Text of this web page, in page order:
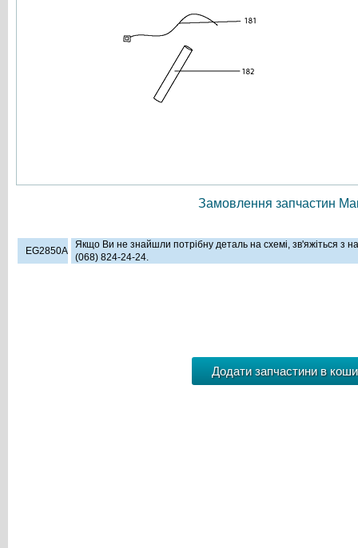
Замовлення запчастин
EG2850A
Якщо Ви не знайшли потрібну деталь на схемі, зв'яжіться з
(068) 824-24-24.